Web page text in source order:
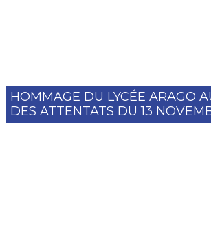
HOMMAGE DU LYCÉE ARAGO
DES ATTENTATS DU 13